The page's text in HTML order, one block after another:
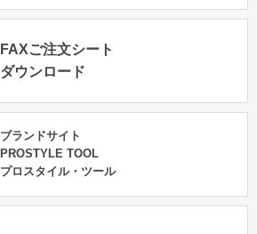
FAXご注文シート
ダウンロード
ブランドサイト
PROSTYLE TOOL
プロスタイル・ツール